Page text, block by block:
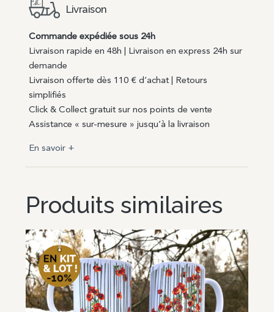
Livraison
Commande expédiée sous 24h
Livraison rapide en 48h | Livraison en express 24h sur
demande
Livraison offerte dès 110 € d’achat | Retours
simplifiés
Click & Collect gratuit sur nos points de vente
Assistance « sur-mesure » jusqu’à la livraison
En savoir +
Produits similaires